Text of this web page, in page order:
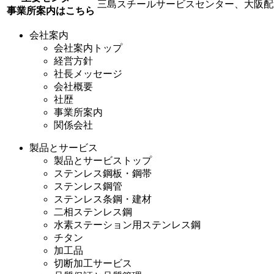
事業所案内はこちら
三島スチールサービスセンター、大阪
会社案内
会社案内トップ
経営方針
社長メッセージ
会社概要
社歴
事業所案内
関係会社
製品とサービス
製品とサービストップ
ステンレス鋼板・鋼帯
ステンレス鋼管
ステンレス条鋼・建材
二相ステンレス鋼
水素ステーション用ステンレス鋼
チタン
加工品
切断加工サービス